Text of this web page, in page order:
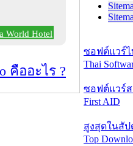
World Hotel
คืออะไร ?
ซอฟต์แวร์ไ
Thai
ซอฟต์แวร์
First AID
สูงสุดในสัป
Top